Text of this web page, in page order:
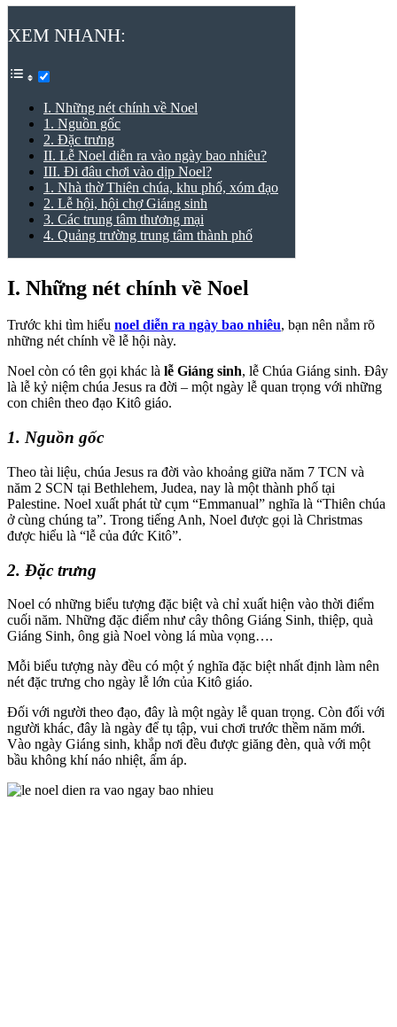
XEM NHANH:
I. Những nét chính về Noel
1. Nguồn gốc
2. Đặc trưng
II. Lễ Noel diễn ra vào ngày bao nhiêu?
III. Đi đâu chơi vào dịp Noel?
1. Nhà thờ Thiên chúa, khu phố, xóm đạo
2. Lễ hội, hội chợ Giáng sinh
3. Các trung tâm thương mại
4. Quảng trường trung tâm thành phố
I. Những nét chính về Noel
Trước khi tìm hiểu noel diễn ra ngày bao nhiêu, bạn nên nắm rõ
những nét chính về lễ hội này.
Noel còn có tên gọi khác là lễ Giáng sinh, lễ Chúa Giáng sinh. Đây
là lễ kỷ niệm chúa Jesus ra đời – một ngày lễ quan trọng với những
con chiên theo đạo Kitô giáo.
1. Nguồn gốc
Theo tài liệu, chúa Jesus ra đời vào khoảng giữa năm 7 TCN và
năm 2 SCN tại Bethlehem, Judea, nay là một thành phố tại
Palestine. Noel xuất phát từ cụm “Emmanual” nghĩa là “Thiên chúa
ở cùng chúng ta”. Trong tiếng Anh, Noel được gọi là Christmas
được hiểu là “lễ của đức Kitô”.
2. Đặc trưng
Noel có những biểu tượng đặc biệt và chỉ xuất hiện vào thời điểm
cuối năm. Những đặc điểm như cây thông Giáng Sinh, thiệp, quà
Giáng Sinh, ông già Noel vòng lá mùa vọng….
Mỗi biểu tượng này đều có một ý nghĩa đặc biệt nhất định làm nên
nét đặc trưng cho ngày lễ lớn của Kitô giáo.
Đối với người theo đạo, đây là một ngày lễ quan trọng. Còn đối với
người khác, đây là ngày để tụ tập, vui chơi trước thềm năm mới.
Vào ngày Giáng sinh, khắp nơi đều được giăng đèn, quà với một
bầu không khí náo nhiệt, ấm áp.